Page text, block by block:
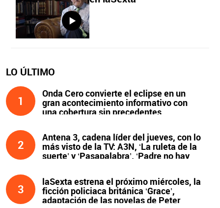
LO ÚLTIMO
1
Onda Cero convierte el eclipse en un
gran acontecimiento informativo con
una cobertura sin precedentes
2
Antena 3, cadena líder del jueves, con lo
más visto de la TV: A3N, ‘La ruleta de la
suerte’ y ‘Pasapalabra’. ‘Padre no hay
3
laSexta estrena el próximo miércoles, la
ficción policiaca británica ‘Grace’,
adaptación de las novelas de Peter